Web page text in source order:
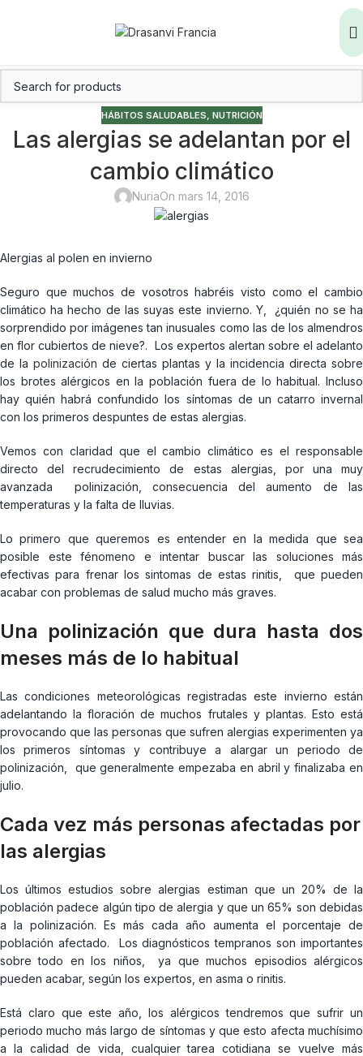
HÁBITOS SALUDABLES, NUTRICIÓN
Las alergias se adelantan por el
cambio climático
NuriaOn mars 14, 2016
Alergias al polen en invierno
Seguro que muchos de vosotros habréis visto como el cambio
climático ha hecho de las suyas este invierno. Y, ¿quién no se ha
sorprendido por imágenes tan inusuales como las de los almendros
en flor cubiertos de nieve?. Los expertos alertan sobre el adelanto
de la polinización de ciertas plantas y la incidencia directa sobre
los brotes alérgicos en la población fuera de lo habitual. Incluso
hay quién habrá confundido los síntomas de un catarro invernal
con los primeros despuntes de estas alergias.
Vemos con claridad que el cambio climático es el responsable
directo del recrudecimiento de estas alergias, por una muy
avanzada polinización, consecuencia del aumento de las
temperaturas y la falta de lluvias.
Lo primero que queremos es entender en la medida que sea
posible este fénomeno e intentar buscar las soluciones más
efectivas para frenar los sintomas de estas rinitis, que pueden
acabar con problemas de salud mucho más graves.
Una polinización que dura hasta dos
meses más de lo habitual
Las condiciones meteorológicas registradas este invierno están
adelantando la floración de muchos frutales y plantas. Esto está
provocando que las personas que sufren alergias experimenten ya
los primeros síntomas y contribuye a alargar un periodo de
polinización, que generalmente empezaba en abril y finalizaba en
julio.
Cada vez más personas afectadas por
las alergias
Los últimos estudios sobre alergias estiman que un 20% de la
población padece algún tipo de alergia y que un 65% son debidas
a la polinización. Es más cada año aumenta el porcentaje de
población afectado. Los diagnósticos tempranos son importantes
sobre todo en los niños, ya que muchos episodios alérgicos
pueden acabar, según los expertos, en asma o rinitis.
Está claro que este año, los alérgicos tendremos que sufrir un
periodo mucho más largo de síntomas y que esto afecta muchísimo
a la calidad de vida, cualquier tarea cotidiana se vuelve más